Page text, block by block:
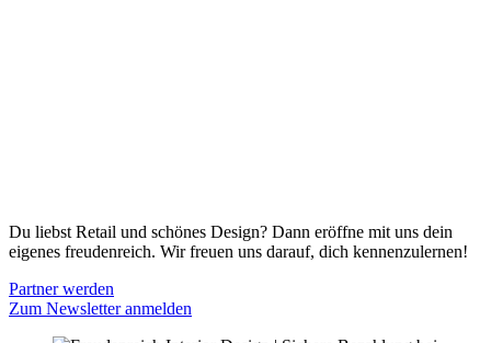
Du liebst Retail und schönes Design? Dann eröffne mit uns dein
eigenes freudenreich. Wir freuen uns darauf, dich kennenzulernen!
Partner werden
Zum Newsletter anmelden